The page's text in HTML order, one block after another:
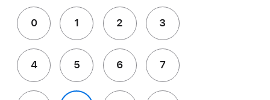
0 1 2 3
4 5 6 7